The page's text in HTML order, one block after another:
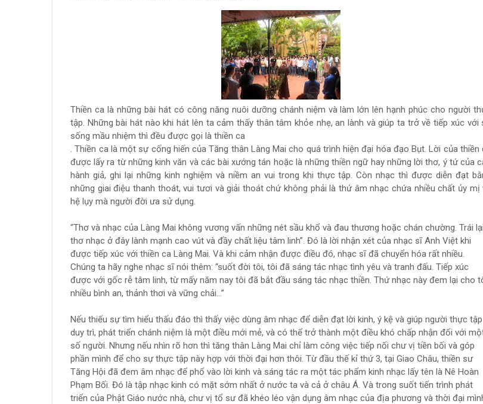
Thiền ca là những bài hát có công năng nuôi dưỡng chánh niệm và làm lớn lên hạnh phúc cho người
tập. Những bài hát nào khi hát lên ta cảm thấy thân tâm khỏe nhẹ, an lành và giúp ta trở về tiếp xúc với
sống mầu nhiệm thì đều được gọi là thiền ca
. Thiền ca là một sự cống hiến của Tăng thân Làng Mai cho quá trình hiện đại hóa đạo Bụt. Lời của thiền
được lấy ra từ những kinh văn và các bài xướng tán hoặc là những thiền ngữ hay những lời thơ, ý tứ của
hành giả, ghi lại những kinh nghiệm và niềm an vui trong khi thực tập. Còn nhạc thì được diễn đạt
những giai điệu thanh thoát, vui tươi và giải thoát chứ không phải là thứ âm nhạc chứa nhiều chất ủy mị
hệ lụy mà người đời ưa sử dụng.
“Thơ và nhạc của Làng Mai không vương vấn những nét sầu khổ và đau thương hoặc chán chường. Trái
thơ nhạc ở đây lành mạnh cao vút và đầy chất liệu tâm linh”. Đó là lời nhận xét của nhạc sĩ Anh Việt khi
được tiếp xúc với thiền ca Làng Mai. Và khi cảm nhận được điều đó, nhạc sĩ đã chuyển hóa rất nhiều.
Chúng ta hãy nghe nhạc sĩ nói thêm: “suốt đời tôi, tôi đã sáng tác nhạc tình yêu và tranh đấu. Tiếp xúc
được với gốc rễ tâm linh, từ mấy năm nay tôi đã bắt đầu sáng tác nhạc thiền. Thứ nhạc này đem lại cho
nhiều bình an, thảnh thơi và vững chải…”
Nếu thiếu sự tìm hiểu thấu đáo thì thấy việc dùng âm nhạc để diễn đạt lời kinh, ‎ý kệ và giúp người thực tập
duy trì, phát triển chánh niệm là một điều mới mẻ, và có thể trở thành một điều khó chấp nhận đối với
số người. Nhưng nếu nhìn rõ hơn thì tăng thân Làng Mai chỉ làm công việc tiếp nối chư vị tiền bối và góp
phần mình để cho sự thực tập này hợp với thời đại hơn thôi. Từ đầu thế kỉ thứ 3, tại Giao Châu, thiền sư
Tăng Hội đã đem âm nhạc để phổ vào lời kinh và sáng tác ra một tác phẩm kinh nhạc lấy tên là Nê Hoàn
Phạm Bối. Đó là tập nhạc kinh có mặt sớm nhất ở nước ta và cả ở châu Á. Và trong suốt tiến trình phát
triển của Phật Giáo nước nhà, chư vị tổ sư đã khéo léo vận dụng âm nhạc của địa phương và thời đại